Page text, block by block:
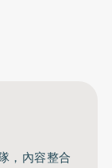
，內容整合